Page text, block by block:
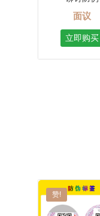
面议
立即购买
赞!